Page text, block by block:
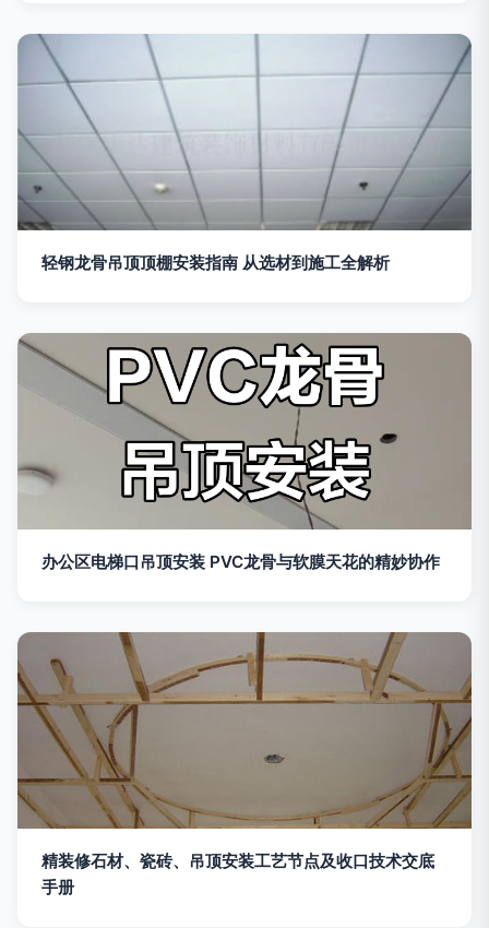
轻钢龙骨吊顶顶棚安装指南 从选材到施工全解析
办公区电梯口吊顶安装 PVC龙骨与软膜天花的精妙协作
精装修石材、瓷砖、吊顶安装工艺节点及收口技术交底
手册